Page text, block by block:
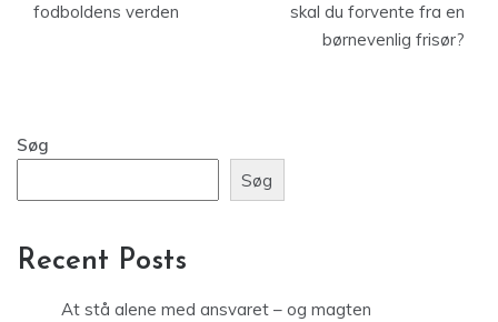
fodboldens verden
skal du forvente fra en
børnevenlig frisør?
Søg
Søg
Recent Posts
At stå alene med ansvaret – og magten